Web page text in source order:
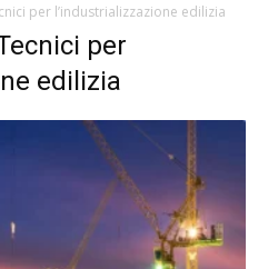
per l’industrializzazione edilizia
per
edilizia